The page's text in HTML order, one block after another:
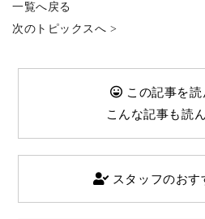
一覧へ戻る
次のトピックスへ >
この記事を
こんな記事も読
スタッフのおす